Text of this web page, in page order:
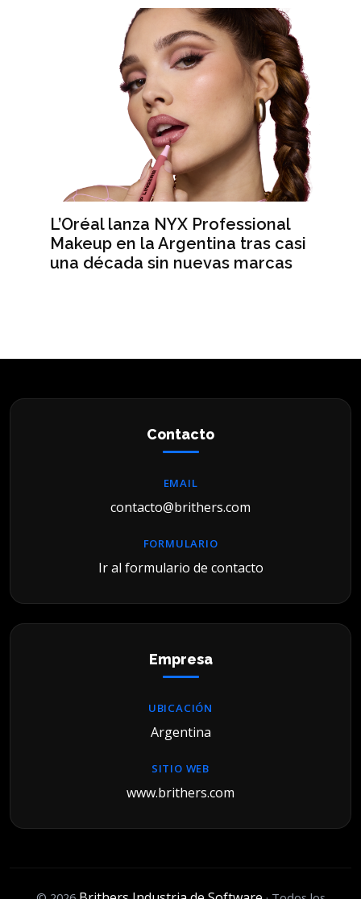
L’Oréal lanza NYX Professional
Makeup en la Argentina tras casi
una década sin nuevas marcas
Contacto
EMAIL
contacto@brithers.com
FORMULARIO
Ir al formulario de contacto
Empresa
UBICACIÓN
Argentina
SITIO WEB
www.brithers.com